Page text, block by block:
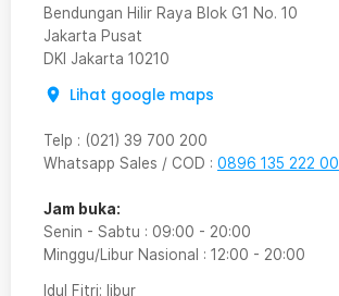
Bendungan Hilir Raya Blok G1 No. 10
Jakarta Pusat
DKI Jakarta 10210
Lihat google maps
Telp : (021) 39 700 200
Whatsapp Sales / COD : 0896 135 222 00
Jam buka:
Senin - Sabtu : 09:00 - 20:00
Minggu/Libur Nasional : 12:00 - 20:00
Idul Fitri: libur